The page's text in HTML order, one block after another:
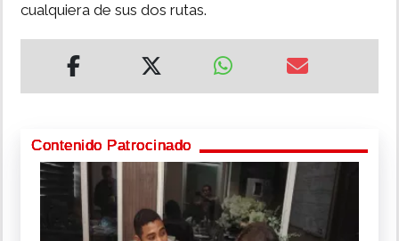
cualquiera de sus dos rutas.
Contenido Patrocinado